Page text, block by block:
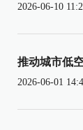
2026-06-10
推动城市低
2026-06-01